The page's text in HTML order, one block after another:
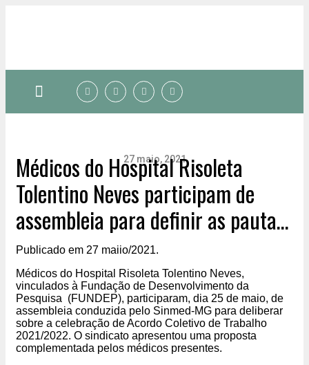
27 maio, 2021
Médicos do Hospital Risoleta
Tolentino Neves participam de
assembleia para definir as pautas
de negociação do Acordo Coletivo
de Trabalho 2021/2022
Publicado em 27 maiio/2021.
Médicos do Hospital Risoleta Tolentino Neves,
vinculados à Fundação de Desenvolvimento da
Pesquisa (FUNDEP), participaram, dia 25 de maio, de
assembleia conduzida pelo Sinmed-MG para deliberar
sobre a celebração de Acordo Coletivo de Trabalho
2021/2022. O sindicato apresentou uma proposta
complementada pelos médicos presentes.